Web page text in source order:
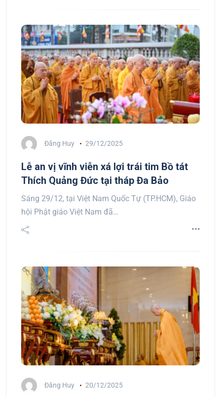
Đăng Huy 29/12/2025
Lễ an vị vĩnh viễn xá lợi trái tim Bồ tát
Thích Quảng Đức tại tháp Đa Bảo
Sáng 29/12, tại Việt Nam Quốc Tự (TP.HCM), Giáo
hội Phật giáo Việt Nam đã…
Đăng Huy 20/12/2025